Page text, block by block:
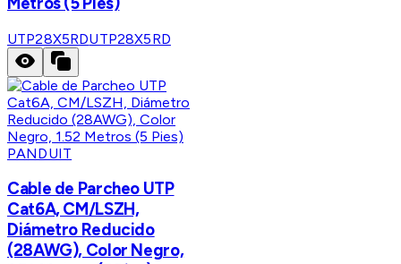
UTP28X5RDUTP28X5RD
PANDUIT
Cable de Parcheo UTP
Cat6A, CM/LSZH,
Diámetro Reducido
(28AWG), Color Negro,